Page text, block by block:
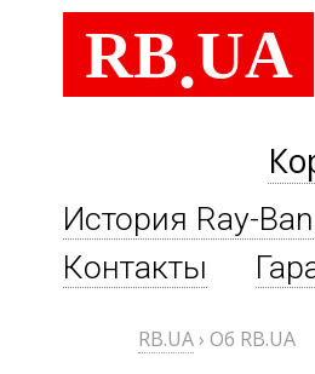
RB.UA
История Ray-Ban
Контакты
RB.UA› Об RB.UA